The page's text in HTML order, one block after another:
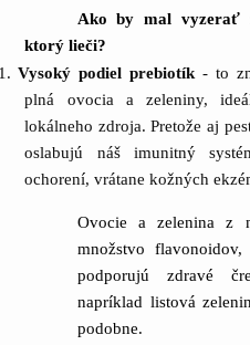
Ako by mal vyzerať
ktorý lieči?
Vysoký podiel prebiotík - to
plná ovocia a zeleniny,
lokálneho zdroja. Pretože aj
oslabujú náš imunitný
ochorení, vrátane kožných
Ovocie a zelenina z
množstvo
podporujú zdravé
napríklad listová
podobne.